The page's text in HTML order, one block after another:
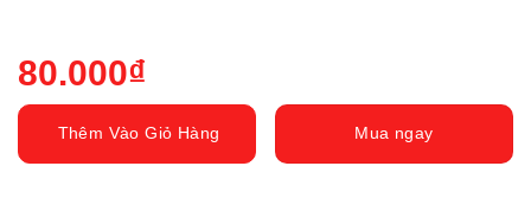
80.000₫
Thêm Vào Giỏ Hàng Mua ngay